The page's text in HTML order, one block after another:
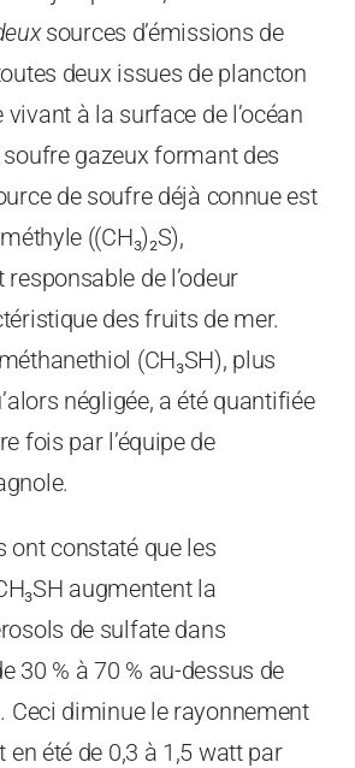
sources d’émissions de
deux issues de plancton
à la surface de l’océan
gazeux formant des
de soufre déjà connue est
((CH₃)₂S),
de l’odeur
des fruits de mer.
(CH₃SH), plus
négligée, a été quantifiée
fois par l’équipe de
ont constaté que les
augmentent la
de sulfate dans
30 % à 70 % au-dessus de
Ceci diminue le rayonnement
en été de 0,3 à 1,5 watt par